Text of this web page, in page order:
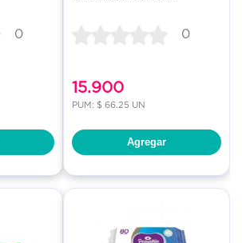
0 0
15.900
PUM: $ 66.25 UN
Agregar